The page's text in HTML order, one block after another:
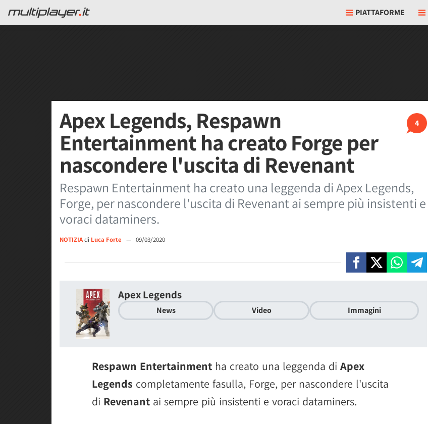
PIATTAFORME
4
Apex Legends, Respawn
Entertainment ha creato Forge per
nascondere l'uscita di Revenant
Respawn Entertainment ha creato una leggenda di Apex Legends,
Forge, per nascondere l'uscita di Revenant ai sempre più insistenti e
voraci dataminers.
NOTIZIAdi Luca Forte — 09/03/2020
Apex Legends
News Video Immagini
Respawn Entertainment ha creato una leggenda di Apex
Legends completamente fasulla, Forge, per nascondere l'uscita
di Revenant ai sempre più insistenti e voraci dataminers.